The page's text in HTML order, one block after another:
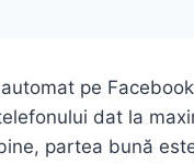
pe
dat la
partea bună